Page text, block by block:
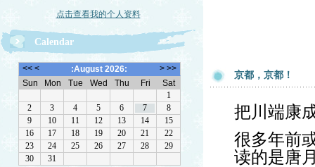
点击查看我的个人资料
Calendar
京都，京都！
把川端康
很多年前
读的是唐